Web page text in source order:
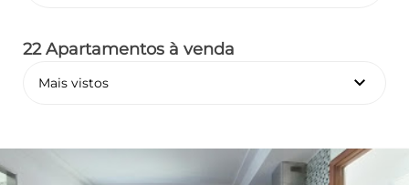
22 Apartamentos à venda
Mais vistos keyboard_arrow_down